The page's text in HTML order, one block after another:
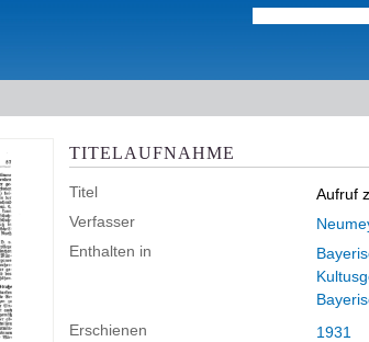
TITELAUFNAHME
Titel Aufruf
Verfasser
Enthalten in
Erschienen
1931